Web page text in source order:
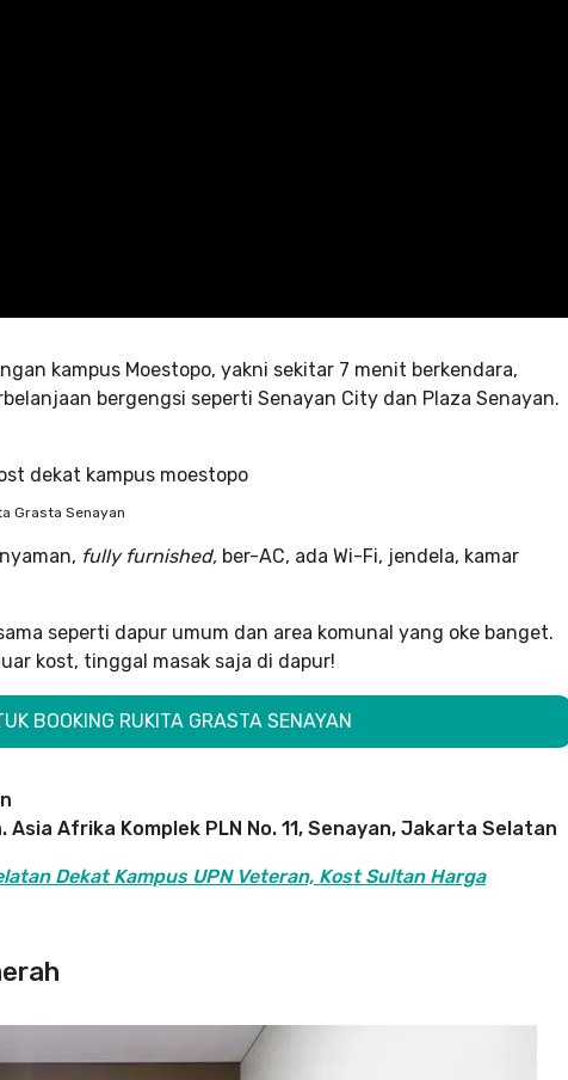
kampus Moestopo, yakni sekitar 7 menit berkendara,
bergengsi seperti Senayan City dan Plaza Senayan.
Grasta Senayan
fully furnished, ber-AC, ada Wi-Fi, jendela, kamar
seperti dapur umum dan area komunal yang oke banget.
kost, tinggal masak saja di dapur!
BOOKING RUKITA GRASTA SENAYAN
Afrika Komplek PLN No. 11, Senayan, Jakarta Selatan
Dekat Kampus UPN Veteran, Kost Sultan Harga